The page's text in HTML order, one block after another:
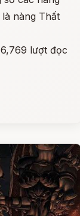
nàng Thất
6,769 lượt đọc